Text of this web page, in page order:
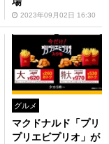
2023年09月02日 16:30
グルメ
マクドナルド「プリ
プリエビプリオ」が